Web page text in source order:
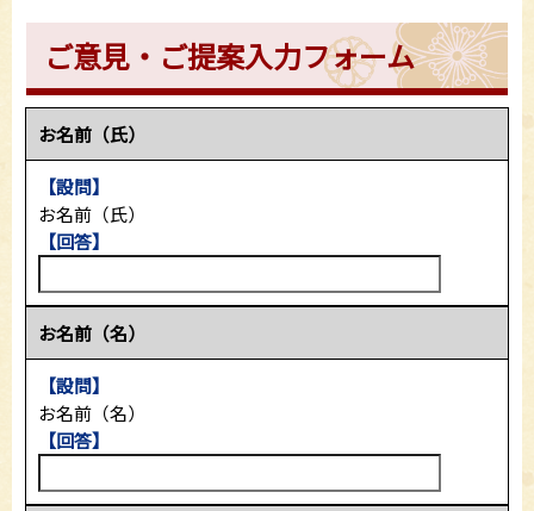
ご意見・ご提案入力フォーム
お名前（氏）
【設問】
お名前（氏）
【回答】
お名前（名）
【設問】
お名前（名）
【回答】